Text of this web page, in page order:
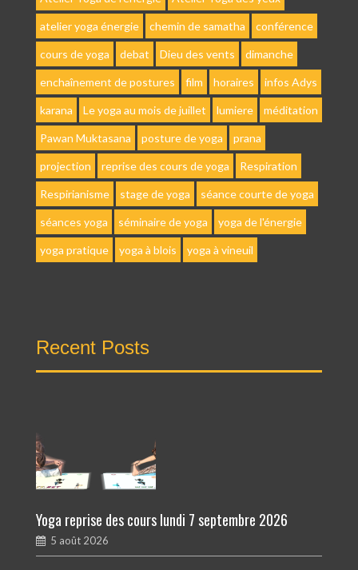
atelier yoga énergie chemin de samatha conférence
cours de yoga debat Dieu des vents dimanche
enchaînement de postures film horaires infos Adys
karana Le yoga au mois de juillet lumiere méditation
Pawan Muktasana posture de yoga prana
projection reprise des cours de yoga Respiration
Respirianisme stage de yoga séance courte de yoga
séances yoga séminaire de yoga yoga de l'énergie
yoga pratique yoga à blois yoga à vineuil
Recent Posts
Yoga reprise des cours lundi 7 septembre 2026
5 août 2026